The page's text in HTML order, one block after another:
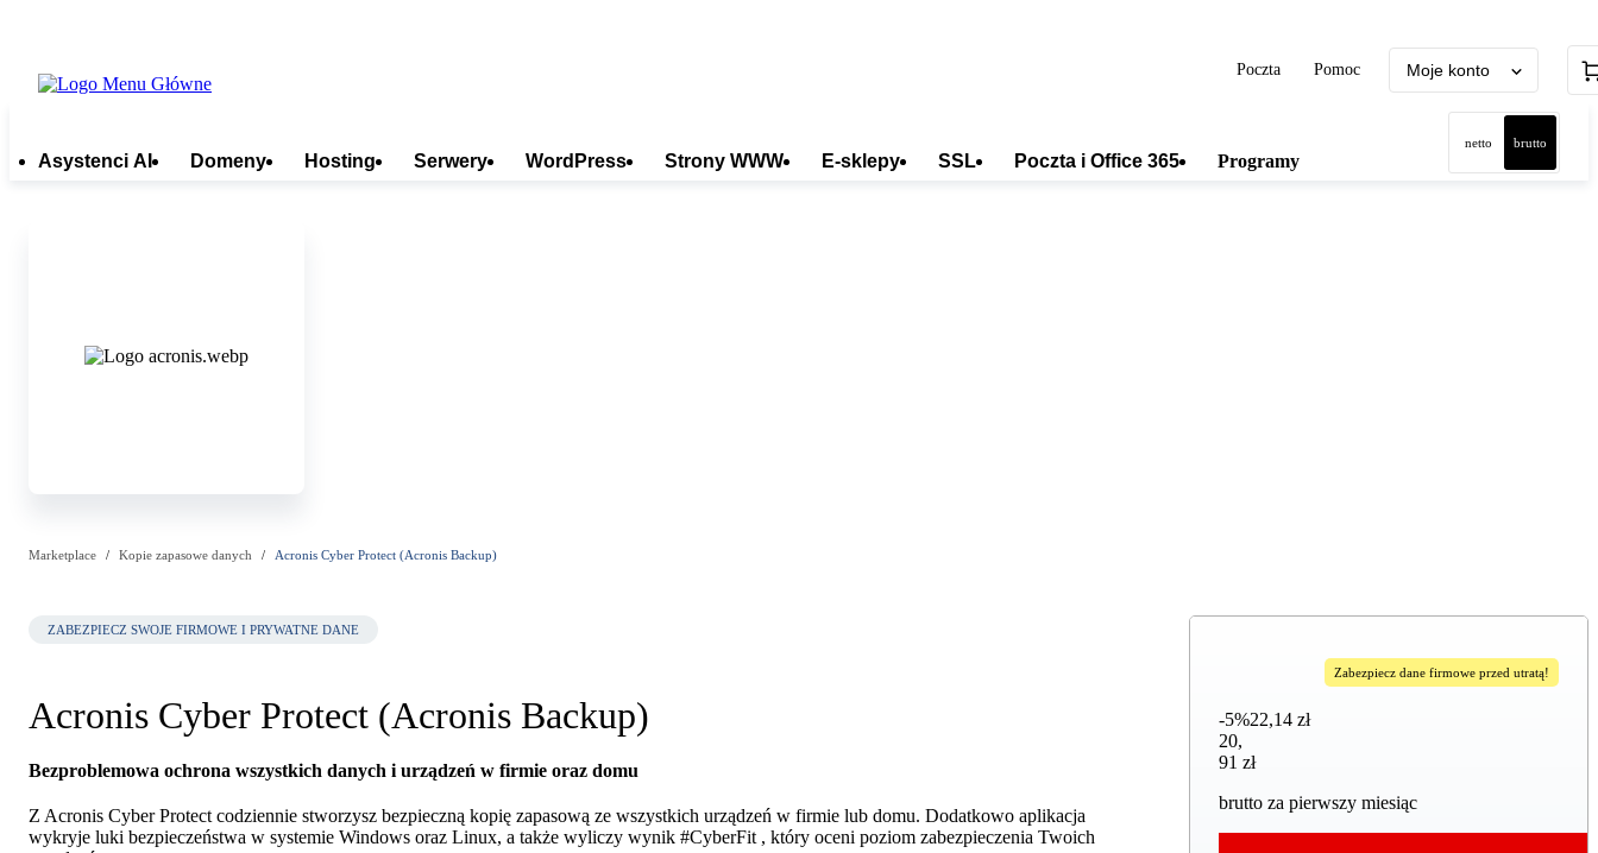
Poczta Pomoc Moje konto
Asystenci AI Domeny Hosting Serwery WordPress Strony WWW E-sklepy SSL Poczta i Office 365 Programy
netto brutto
Marketplace Kopie zapasowe danych Acronis Cyber Protect (Acronis Backup)
ZABEZPIECZ SWOJE FIRMOWE I PRYWATNE DANE
Acronis Cyber Protect (Acronis Backup)
Bezproblemowa ochrona wszystkich danych i urządzeń w firmie oraz domu
Z Acronis Cyber Protect codziennie stworzysz bezpieczną kopię zapasową ze wszystkich urządzeń w firmie lub domu. Dodatkowo aplikacja
wykryje luki bezpieczeństwa w systemie Windows oraz Linux, a także wyliczy wynik #CyberFit , który oceni poziom zabezpieczenia Twoich
Zabezpiecz dane firmowe przed utratą!
-5%22,14 zł
20,91 zł
20,
91 zł
brutto za pierwszy miesiąc